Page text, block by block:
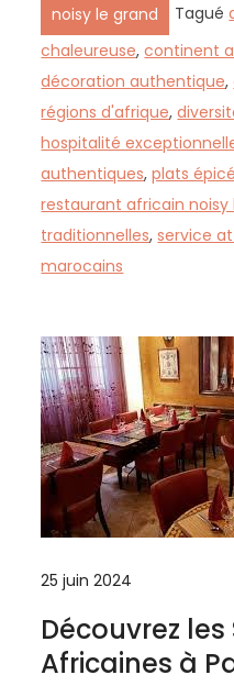
noisy le grand Tagué
chaleureuse,continent
décoration authentique,
régions d'afrique,
hospitalité
authentiques,plats
restaurant africain noisy
traditionnelles,service
marocains
25 juin 2024
Découvrez les
Africaines à